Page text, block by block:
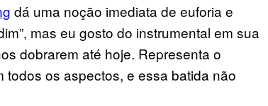
dá uma noção imediata de euforia e
mas eu gosto do instrumental em sua
dobrarem até hoje. Representa o
os aspectos, e essa batida não